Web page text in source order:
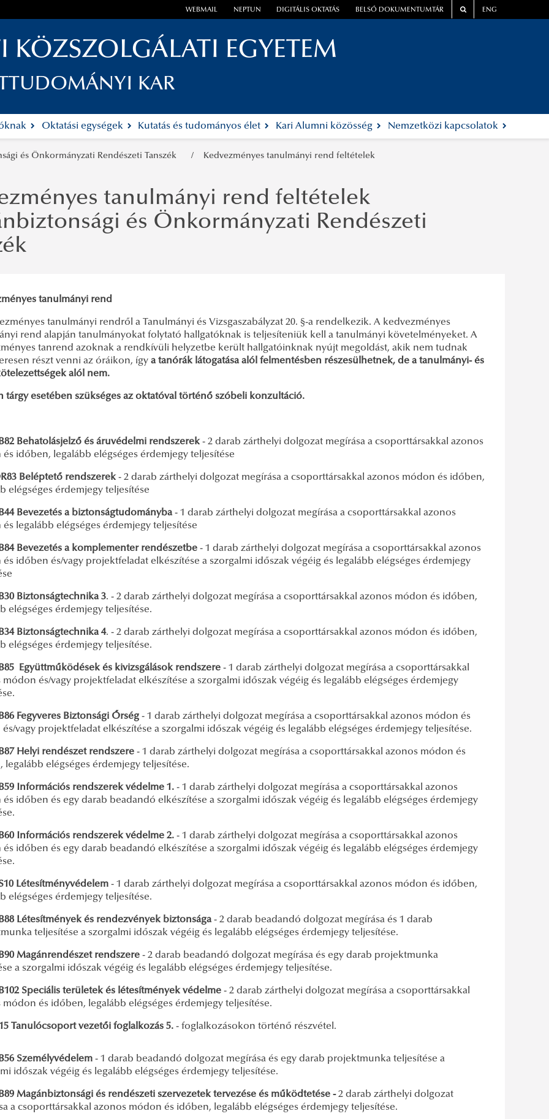
WEBMAIL NEPTUN DIGITÁLIS OKTATÁS BELSŐ DOKUMENTUMTÁR ENG
KÖZSZOLGÁLATI EGYETEM
KAR
Oktatási egységek Kutatás és tudományos élet Kari Alumni közösség Nemzetközi kapcsolatok
és Önkormányzati Rendészeti Tanszék Kedvezményes tanulmányi rend feltételek
tanulmányi rend feltételek
és Önkormányzati Rendészeti
tanulmányi rend
tanulmányi rendről a Tanulmányi és Vizsgaszabályzat 20. §-a rendelkezik. A kedvezményes
rend alapján tanulmányokat folytató hallgatóknak is teljesíteniük kell a tanulmányi követelményeket. A
tanrend azoknak a rendkívüli helyzetbe került hallgatóinknak nyújt megoldást, akik nem tudnak
részt venni az óráikon, így a tanórák látogatása alól felmentésben részesülhetnek, de a tanulmányi- és
alól nem.
tárgy esetében szükséges az oktatóval történő szóbeli konzultáció.
Behatolásjelző és áruvédelmi rendszerek- 2 darab zárthelyi dolgozat megírása a csoporttársakkal azonos
időben, legalább elégséges érdemjegy teljesítése
Beléptető rendszerek- 2 darab zárthelyi dolgozat megírása a csoporttársakkal azonos módon és időben,
elégséges érdemjegy teljesítése
Bevezetés a biztonságtudományba- 1 darab zárthelyi dolgozat megírása a csoporttársakkal azonos
legalább elégséges érdemjegy teljesítése
Bevezetés a komplementer rendészetbe - 1 darab zárthelyi dolgozat megírása a csoporttársakkal azonos
időben és/vagy projektfeladat elkészítése a szorgalmi időszak végéig és legalább elégséges érdemjegy
Biztonságtechnika 3. - 2 darab zárthelyi dolgozat megírása a csoporttársakkal azonos módon és időben,
elégséges érdemjegy teljesítése.
Biztonságtechnika 4. - 2 darab zárthelyi dolgozat megírása a csoporttársakkal azonos módon és időben,
elégséges érdemjegy teljesítése.
Együttműködések és kivizsgálások rendszere - 1 darab zárthelyi dolgozat megírása a csoporttársakkal
módon és/vagy projektfeladat elkészítése a szorgalmi időszak végéig és legalább elégséges érdemjegy
Fegyveres Biztonsági Őrség - 1 darab zárthelyi dolgozat megírása a csoporttársakkal azonos módon és
vagy projektfeladat elkészítése a szorgalmi időszak végéig és legalább elégséges érdemjegy teljesítése.
Helyi rendészet rendszere - 1 darab zárthelyi dolgozat megírása a csoporttársakkal azonos módon és
legalább elégséges érdemjegy teljesítése.
Információs rendszerek védelme 1. - 1 darab zárthelyi dolgozat megírása a csoporttársakkal azonos
időben és egy darab beadandó elkészítése a szorgalmi időszak végéig és legalább elégséges érdemjegy
Információs rendszerek védelme 2. - 1 darab zárthelyi dolgozat megírása a csoporttársakkal azonos
időben és egy darab beadandó elkészítése a szorgalmi időszak végéig és legalább elégséges érdemjegy
Létesítményvédelem - 1 darab zárthelyi dolgozat megírása a csoporttársakkal azonos módon és időben,
elégséges érdemjegy teljesítése.
Létesítmények és rendezvények biztonsága- 2 darab beadandó dolgozat megírása és 1 darab
teljesítése a szorgalmi időszak végéig és legalább elégséges érdemjegy teljesítése.
Magánrendészet rendszere - 2 darab beadandó dolgozat megírása és egy darab projektmunka
a szorgalmi időszak végéig és legalább elégséges érdemjegy teljesítése.
Speciális területek és létesítmények védelme - 2 darab zárthelyi dolgozat megírása a csoporttársakkal
módon és időben, legalább elégséges érdemjegy teljesítése.
Tanulócsoport vezetői foglalkozás 5. - foglalkozásokon történő részvétel.
Személyvédelem - 1 darab beadandó dolgozat megírása és egy darab projektmunka teljesítése a
időszak végéig és legalább elégséges érdemjegy teljesítése.
Magánbiztonsági és rendészeti szervezetek tervezése és működtetése -2 darab zárthelyi dolgozat
a csoporttársakkal azonos módon és időben, legalább elégséges érdemjegy teljesítése.